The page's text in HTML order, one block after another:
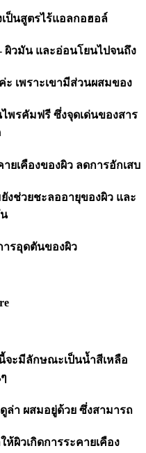
ป็นสูตรไร้แอลกอฮอล์
ผิวมัน และอ่อนโยนไปจนถึง
ะ เพราะเขามีส่วนผสมของ
พรคัมฟรี ซึ่งจุดเด่นของสาร
ยเคืองของผิว ลดการอักเสบ
ช่วยชะลออายุของผิว และ
รอุดตันของผิว
ะมีลักษณะเป็นน้ำสีเหลือ
ล่า ผสมอยู่ด้วย ซึ่งสามารถ
ห้ผิวเกิดการระคายเคือง